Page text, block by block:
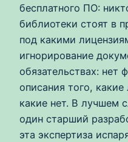
бесплатного ПО:
библиотеки стоят в
под какими
игнорирование
обязательствах: нет
описания того,
какие нет. В лучшем
один старший
эта экспертиза